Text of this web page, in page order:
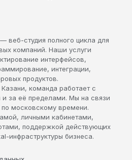
веб-студия полного цикла для
компаний. Наши услуги
интерфейсов,
интеграции,
продуктов.
команда работает с
за её пределами. Мы на связи
московскому времени.
личными кабинетами,
поддержкой действующих
инфраструктуры бизнеса.